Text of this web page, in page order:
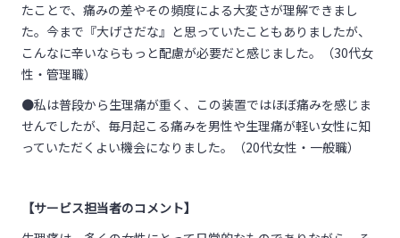
たことで、痛みの差やその頻度による大変さが理解できまし
た。今まで『大げさだな』と思っていたこともありましたが、
こんなに辛いならもっと配慮が必要だと感じました。（30代女
性・管理職）
●私は普段から生理痛が重く、この装置ではほぼ痛みを感じま
せんでしたが、毎月起こる痛みを男性や生理痛が軽い女性に知
っていただくよい機会になりました。（20代女性・一般職）
【サービス担当者のコメント】